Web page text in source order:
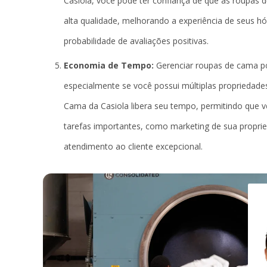
alta qualidade, melhorando a experiência de seus
probabilidade de avaliações positivas.
Economia de Tempo: Gerenciar roupas de cama
especialmente se você possui múltiplas
Cama da Casiola libera seu tempo, permitindo que
tarefas importantes, como marketing de sua
atendimento ao cliente excepcional.